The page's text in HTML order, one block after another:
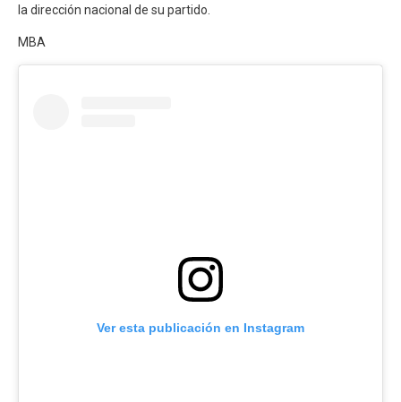
la dirección nacional de su partido.
MBA
Ver esta publicación en Instagram